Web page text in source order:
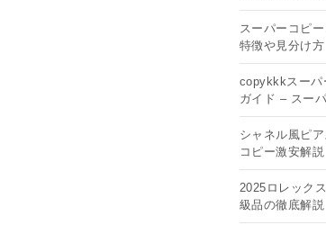
スーパーコピ
特徴や見分け方
copykkkスーパ
ガイド – スー
シャネル風ピ
コピー​激安解説
2025ロレック
級品の徹底解説